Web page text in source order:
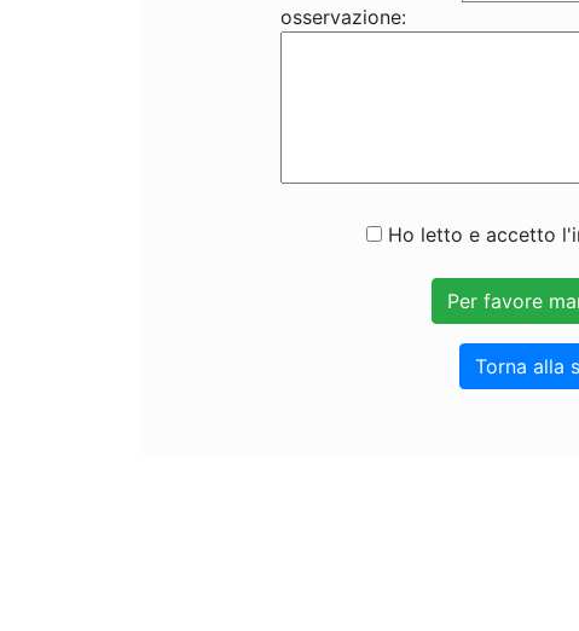
osservazione:
Ho letto e accetto
Torna alla